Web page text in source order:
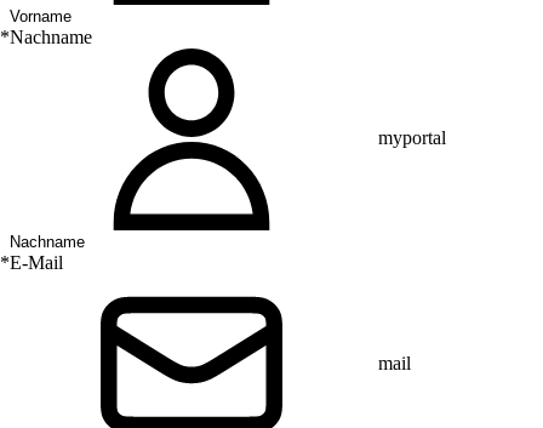
*Nachname
myportal
*E-Mail
mail